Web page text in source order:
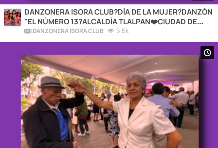
DANZONERA ISORA CLUB?DÍA DE LA MUJER?DANZÓN
"EL NÚMERO 13?ALCALDÍA TLALPAN❤️CIUDAD DE
MÉXICO?2026
DANZONERA ISORA CLUB 5.5k